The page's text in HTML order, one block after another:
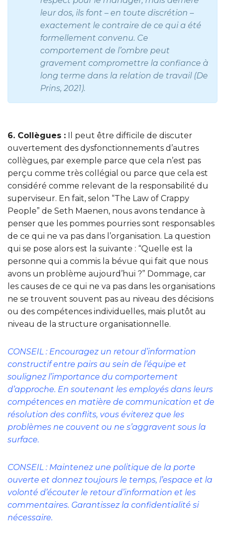
leur dos, ils font – en toute discrétion –
exactement le contraire de ce qui a été
formellement convenu. Ce
comportement de l’ombre peut
gravement compromettre la confiance à
long terme dans la relation de travail (De
Prins, 2021).
6. Collègues : Il peut être difficile de discuter
ouvertement des dysfonctionnements d’autres
collègues, par exemple parce que cela n’est pas
perçu comme très collégial ou parce que cela est
considéré comme relevant de la responsabilité du
superviseur. En fait, selon “The Law of Crappy
People” de Seth Maenen, nous avons tendance à
penser que les pommes pourries sont responsables
de ce qui ne va pas dans l’organisation. La question
qui se pose alors est la suivante : “Quelle est la
personne qui a commis la bévue qui fait que nous
avons un problème aujourd’hui ?” Dommage, car
les causes de ce qui ne va pas dans les organisations
ne se trouvent souvent pas au niveau des décisions
ou des compétences individuelles, mais plutôt au
niveau de la structure organisationnelle.
CONSEIL : Encouragez un retour d’information
constructif entre pairs au sein de l’équipe et
soulignez l’importance du comportement
d’approche. En soutenant les employés dans leurs
compétences en matière de communication et de
résolution des conflits, vous éviterez que les
problèmes ne couvent ou ne s’aggravent sous la
surface.
CONSEIL : Maintenez une politique de la porte
ouverte et donnez toujours le temps, l’espace et la
volonté d’écouter le retour d’information et les
commentaires. Garantissez la confidentialité si
nécessaire.